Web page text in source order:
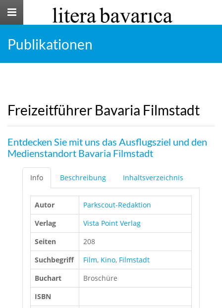
Toggle
Publikationen
Freizeitführer Bavaria Filmstadt
Entdecken Sie mit uns das Ausflugsziel und den
Medienstandort Bavaria Filmstadt
Info Beschreibung Inhaltsverzeichnis
Autor
Parkscout-Redaktion
Verlag
Vista Point Verlag
Seiten
208
Suchbegriff
Film, Kino, Filmstadt
Buchart
Broschüre
ISBN